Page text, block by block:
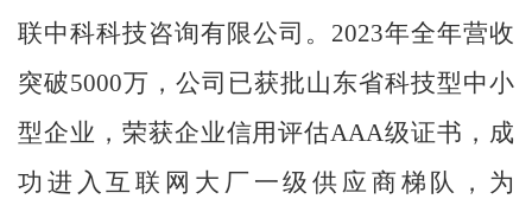
联中科科技咨询有限公司。2023年全年营收
突破5000万，公司已获批山东省科技型中小
型企业，荣获企业信用评估AAA级证书，成
功进入互联网大厂一级供应商梯队，为